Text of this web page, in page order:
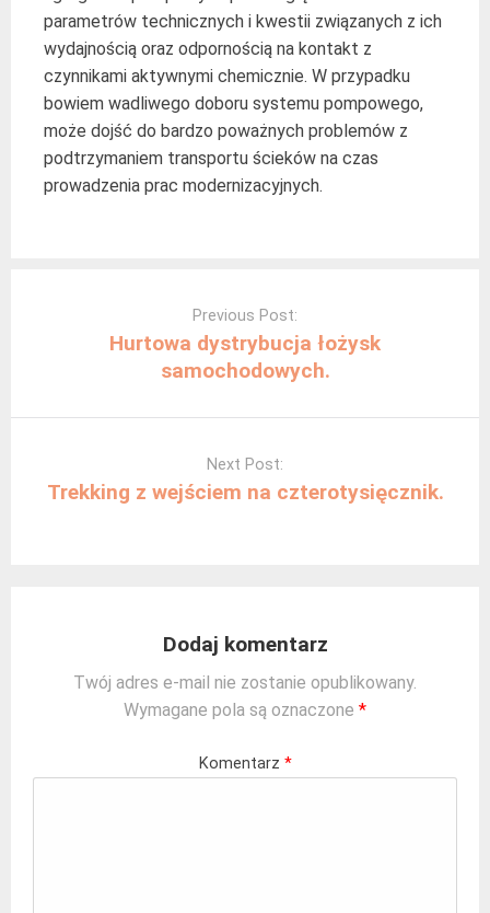
parametrów technicznych i kwestii związanych z ich
wydajnością oraz odpornością na kontakt z
czynnikami aktywnymi chemicznie. W przypadku
bowiem wadliwego doboru systemu pompowego,
może dojść do bardzo poważnych problemów z
podtrzymaniem transportu ścieków na czas
prowadzenia prac modernizacyjnych.
Previous Post:
Hurtowa dystrybucja łożysk
samochodowych.
Next Post:
Trekking z wejściem na czterotysięcznik.
Dodaj komentarz
Twój adres e-mail nie zostanie opublikowany.
Wymagane pola są oznaczone *
Komentarz *